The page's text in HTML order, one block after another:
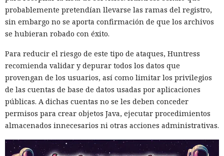
probablemente pretendían llevarse las ramas del registro,
sin embargo no se aporta confirmación de que los archivos
se hubieran robado con éxito.
Para reducir el riesgo de este tipo de ataques, Huntress
recomienda validar y depurar todos los datos que
provengan de los usuarios, así como limitar los privilegios
de las cuentas de base de datos usadas por aplicaciones
públicas. A dichas cuentas no se les deben conceder
permisos para crear objetos Java, ejecutar procedimientos
almacenados innecesarios ni otras acciones administrativas.